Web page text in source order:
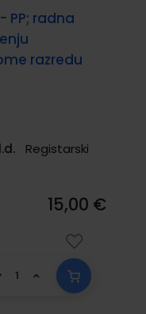
- PP; radna
razredu
Registarski
15,00 €